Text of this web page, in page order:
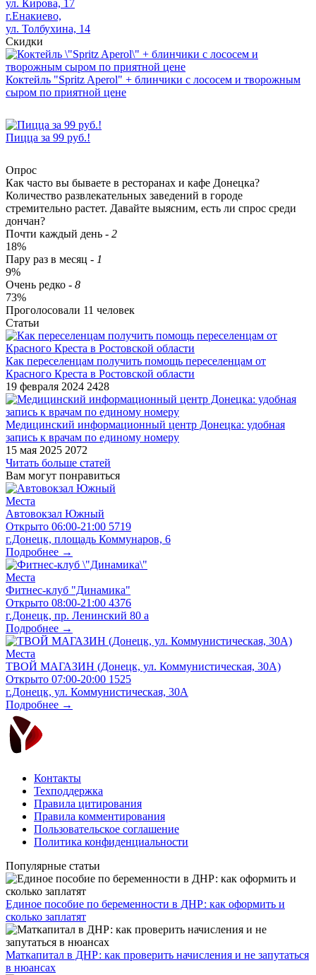
ул. Кирова, 17
г.Енакиево,
ул. Толбухина, 14
Скидки
Коктейль "Spritz Aperol" + блинчики с лососем и творожным
сыром по приятной цене
Пицца за 99 руб.!
Опрос
Как часто вы бываете в ресторанах и кафе Донецка?
Количество развлекательных заведений в городе
стремительно растет. Давайте выясним, есть ли спрос среди
дончан?
Почти каждый день - 2
18%
Пару раз в месяц - 1
9%
Очень редко - 8
73%
Проголосовали 11 человек
Статьи
​Как переселенцам получить помощь переселенцам от
Красного Креста в Ростовской области
19 февраля 2024 2428
Медицинский информационный центр Донецка: удобная
запись к врачам по единому номеру
15 мая 2025 2072
Читать больше статей
Вам могут понравиться
Места
Автовокзал Южный
Открыто 06:00-21:00 5719
г.Донецк, площадь Коммунаров, 6
Подробнее →
Места
Фитнес-клуб "Динамика"
Открыто 08:00-21:00 4376
г.Донецк, пр. Ленинский 80 а
Подробнее →
Места
ТВОЙ МАГАЗИН (Донецк, ул. Коммунистическая, 30А)
Открыто 07:00-20:00 1525
г.Донецк, ул. Коммунистическая, 30А
Подробнее →
Контакты
Техподдержка
Правила цитирования
Правила комментирования
Пользовательское соглашение
Политика конфиденциальности
Популярные статьи
Единое пособие по беременности в ДНР: как оформить и
сколько заплатят
​Маткапитал в ДНР: как проверить начисления и не запутаться
в нюансах